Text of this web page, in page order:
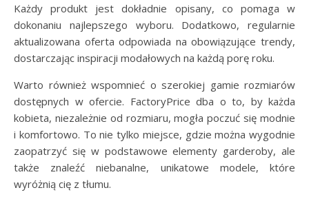
Każdy produkt jest dokładnie opisany, co pomaga w
dokonaniu najlepszego wyboru. Dodatkowo, regularnie
aktualizowana oferta odpowiada na obowiązujące trendy,
dostarczając inspiracji modałowych na każdą porę roku.
Warto również wspomnieć o szerokiej gamie rozmiarów
dostępnych w ofercie. FactoryPrice dba o to, by każda
kobieta, niezależnie od rozmiaru, mogła poczuć się modnie
i komfortowo. To nie tylko miejsce, gdzie można wygodnie
zaopatrzyć się w podstawowe elementy garderoby, ale
także znaleźć niebanalne, unikatowe modele, które
wyróżnią cię z tłumu.